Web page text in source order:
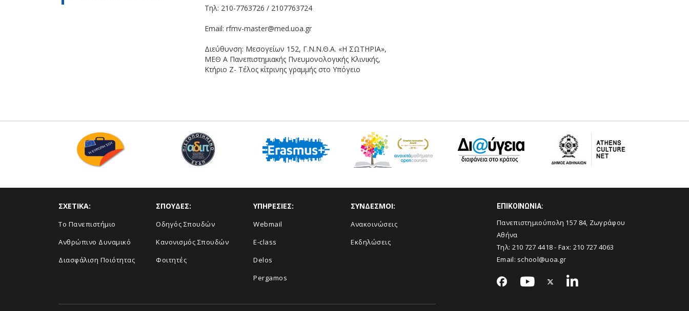
Τηλ: 210-7763726 / 2107763724
Email: rfmv-master@med.uoa.gr
Διεύθυνση: Μεσογείων 152, Γ.Ν.Ν.Θ.Α. «Η ΣΩΤΗΡΙΑ»,
ΜΕΘ Α Πανεπιστημιακής Πνευμονολογικής Κλινικής,
Κτήριο Ζ- Τέλος κίτρινης γραμμής στο Υπόγειο
ΣΧΕΤΙΚΑ:
Το Πανεπιστήμιο
Ανθρώπινο Δυναμικό
Διασφάλιση Ποιότητας
ΣΠΟΥΔΕΣ:
Οδηγός Σπουδών
Κανονισμός Σπουδών
Φοιτητές
ΥΠΗΡΕΣΙΕΣ:
Webmail
E-class
Delos
Pergamos
ΣΥΝΔΕΣΜΟΙ:
Ανακοινώσεις
Εκδηλώσεις
ΕΠΙΚΟΙΝΩΝΙΑ:
Πανεπιστημιούπολη 157 84, Ζωγράφου
Αθήνα
Τηλ: 210 727 4418- Fax: 210 727 4063
Email: school@uoa.gr